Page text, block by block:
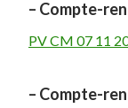
– Compte-
PV CM 07 11
– Compte-